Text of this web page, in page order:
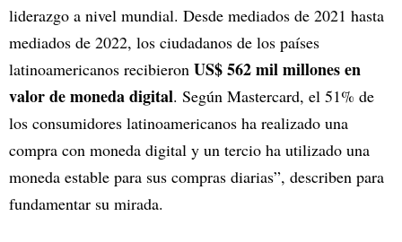
liderazgo a nivel mundial. Desde mediados de 2021 hasta
mediados de 2022, los ciudadanos de los países
latinoamericanos recibieron US$ 562 mil millones en
valor de moneda digital. Según Mastercard, el 51% de
los consumidores latinoamericanos ha realizado una
compra con moneda digital y un tercio ha utilizado una
moneda estable para sus compras diarias”, describen para
fundamentar su mirada.